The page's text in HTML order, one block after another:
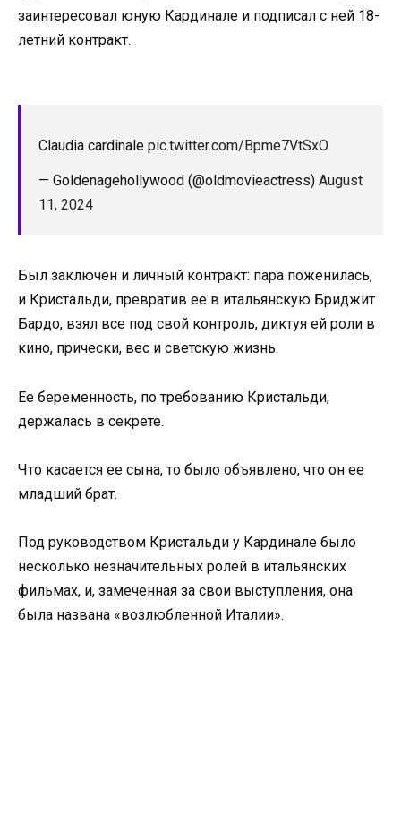
заинтересовал юную Кардинале и подписал с ней 18-
летний контракт.
Claudia cardinale pic.twitter.com/Bpme7VtSxO
— Goldenagehollywood (@oldmovieactress) August
11, 2024
Был заключен и личный контракт: пара поженилась,
и Кристальди, превратив ее в итальянскую Бриджит
Бардо, взял все под свой контроль, диктуя ей роли в
кино, прически, вес и светскую жизнь.
Ее беременность, по требованию Кристальди,
держалась в секрете.
Что касается ее сына, то было объявлено, что он ее
младший брат.
Под руководством Кристальди у Кардинале было
несколько незначительных ролей в итальянских
фильмах, и, замеченная за свои выступления, она
была названа «возлюбленной Италии».